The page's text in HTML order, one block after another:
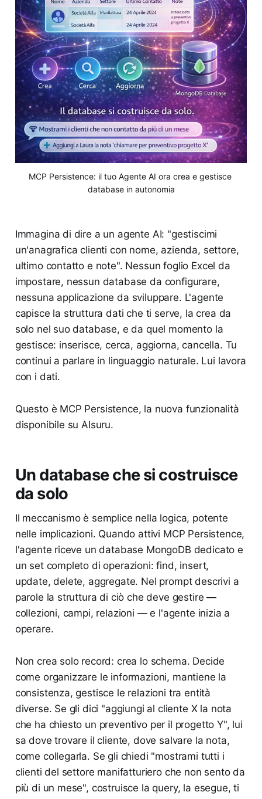
MCP Persistence: il tuo Agente AI ora crea e gestisce
database in autonomia
Immagina di dire a un agente AI: "gestiscimi
un'anagrafica clienti con nome, azienda, settore,
ultimo contatto e note". Nessun foglio Excel da
impostare, nessun database da configurare,
nessuna applicazione da sviluppare. L'agente
capisce la struttura dati che ti serve, la crea da
solo nel suo database, e da quel momento la
gestisce: inserisce, cerca, aggiorna, cancella. Tu
continui a parlare in linguaggio naturale. Lui lavora
con i dati.
Questo è MCP Persistence, la nuova funzionalità
disponibile su AIsuru.
Un database che si costruisce
da solo
Il meccanismo è semplice nella logica, potente
nelle implicazioni. Quando attivi MCP Persistence,
l'agente riceve un database MongoDB dedicato e
un set completo di operazioni: find, insert,
update, delete, aggregate. Nel prompt descrivi a
parole la struttura di ciò che deve gestire —
collezioni, campi, relazioni — e l'agente inizia a
operare.
Non crea solo record: crea lo schema. Decide
come organizzare le informazioni, mantiene la
consistenza, gestisce le relazioni tra entità
diverse. Se gli dici "aggiungi al cliente X la nota
che ha chiesto un preventivo per il progetto Y", lui
sa dove trovare il cliente, dove salvare la nota,
come collegarla. Se gli chiedi "mostrami tutti i
clienti del settore manifatturiero che non sento da
più di un mese", costruisce la query, la esegue, ti